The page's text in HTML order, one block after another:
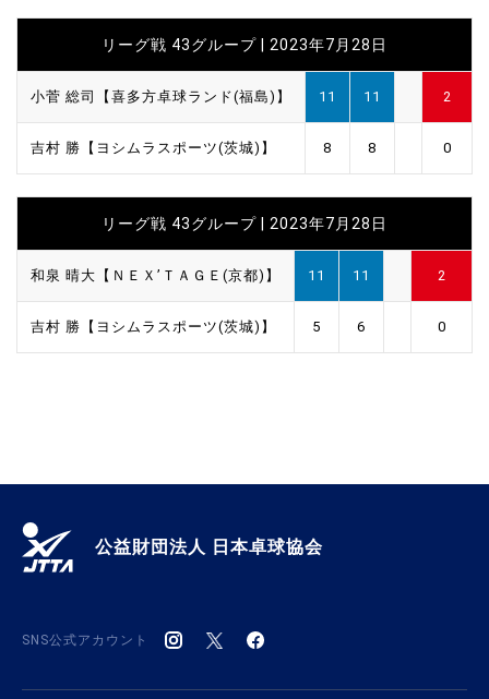
リーグ戦 43グループ | 2023年7月28日
小菅 総司【喜多方卓球ランド(福島)】 11 11 2
吉村 勝【ヨシムラスポーツ(茨城)】 8 8 0
リーグ戦 43グループ | 2023年7月28日
和泉 晴大【ＮＥＸ’ＴＡＧＥ(京都)】 11 11 2
吉村 勝【ヨシムラスポーツ(茨城)】 5 6 0
公益財団法人 日本卓球協会
SNS公式アカウント